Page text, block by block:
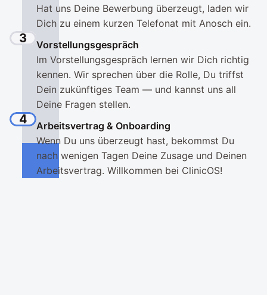
Hat uns Deine Bewerbung überzeugt, laden wir
Dich zu einem kurzen Telefonat mit Anosch ein.
3
Vorstellungsgespräch
Im Vorstellungsgespräch lernen wir Dich richtig
kennen. Wir sprechen über die Rolle, Du triffst
Dein zukünftiges Team — und kannst uns all
Deine Fragen stellen.
4
Arbeitsvertrag & Onboarding
Wenn Du uns überzeugt hast, bekommst Du
nach wenigen Tagen Deine Zusage und Deinen
Arbeitsvertrag. Willkommen bei ClinicOS!